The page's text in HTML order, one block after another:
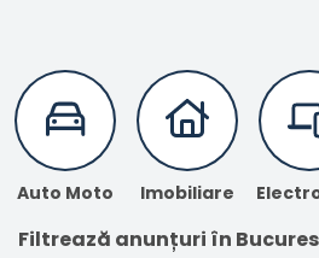
Înregistrare
Auto Moto Imobiliare
Filtrează anunțuri în